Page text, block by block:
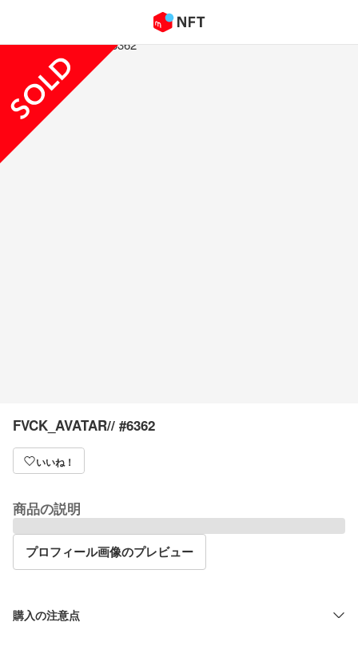
FVCK_AVATAR// #6362
いいね！
商品の説明
プロフィール画像のプレビュー
購入の注意点